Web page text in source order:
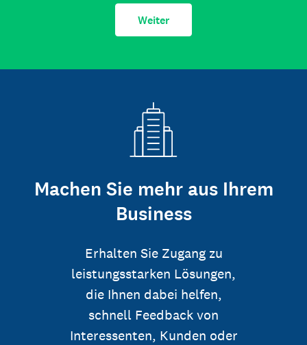
Weiter
Machen Sie mehr aus Ihrem
Business
Erhalten Sie Zugang zu
leistungsstarken Lösungen,
die Ihnen dabei helfen,
schnell Feedback von
Interessenten, Kunden oder